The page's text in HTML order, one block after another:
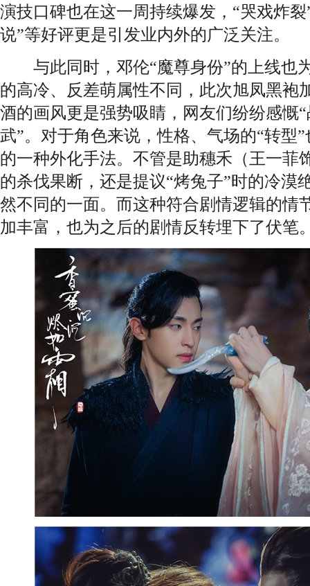
演技口碑也在这一周持续爆发，“哭戏炸
说”等好评更是引发业内外的广泛关注。
与此同时，邓伦“魔尊身份”的上线也
的高冷、反差萌属性不同，此次旭凤黑袍
酒的画风更是强势吸睛，网友们纷纷感慨
武”。对于角色来说，性格、气场的“转型
的一种外化手法。不管是助穗禾（王一菲
的杀伐果断，还是提议“烤兔子”时的冷漠
然不同的一面。而这种符合剧情逻辑的情
加丰富，也为之后的剧情反转埋下了伏笔